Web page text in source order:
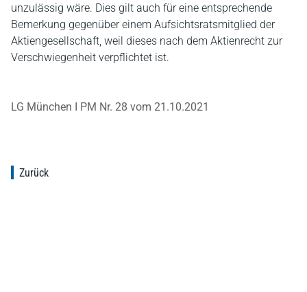
unzulässig wäre. Dies gilt auch für eine entsprechende
Bemerkung gegenüber einem Aufsichtsratsmitglied der
Aktiengesellschaft, weil dieses nach dem Aktienrecht zur
Verschwiegenheit verpflichtet ist.
LG München I PM Nr. 28 vom 21.10.2021
Zurück